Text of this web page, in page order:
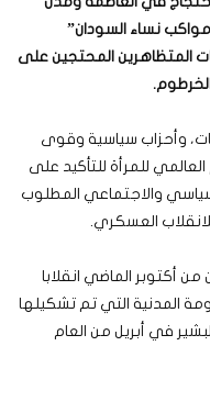
نساء السودان”
المتظاهرين المحتجين على
وأحزاب سياسية وقوى
العالمي للمرأة للتأكيد على
والاجتماعي المطلوب
العسكري.
أكتوبر الماضي انقلابا
المدنية التي تم تشكيلها
في أبريل من العام